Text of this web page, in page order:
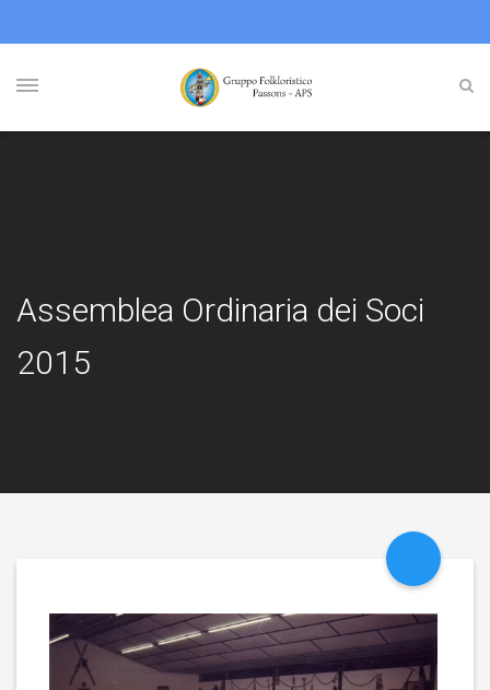
Assemblea Ordinaria dei Soci
2015